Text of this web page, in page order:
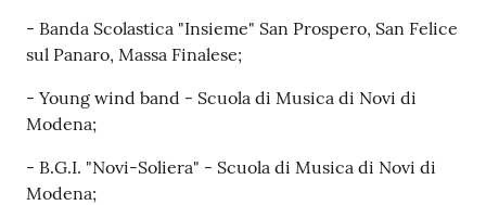
Sportello
telematico
Tutti
gli
argomenti...
- Banda Scolastica "Insieme" San Prospero, San Felice
sul Panaro, Massa Finalese;
- Young wind band - Scuola di Musica di Novi di
Modena;
- B.G.I. "Novi-Soliera" - Scuola di Musica di Novi di
Modena;